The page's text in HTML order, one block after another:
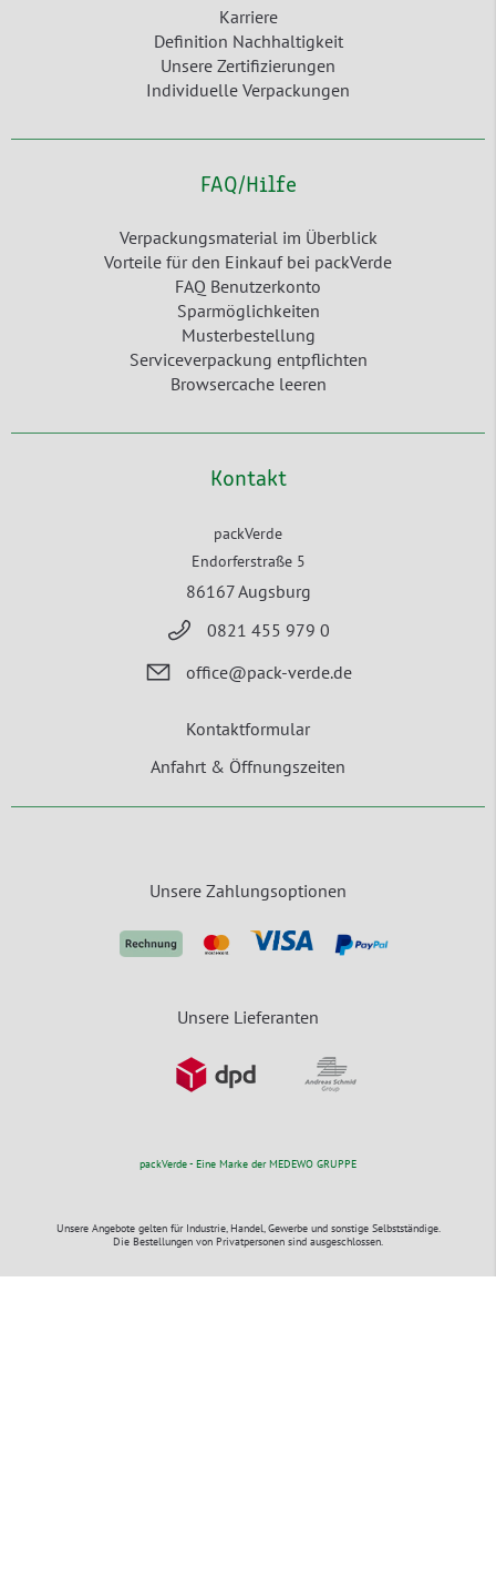
Karriere
Definition Nachhaltigkeit
Unsere Zertifizierungen
Individuelle Verpackungen
FAQ/Hilfe
Verpackungsmaterial im Überblick
Vorteile für den Einkauf bei packVerde
FAQ Benutzerkonto
Sparmöglichkeiten
Musterbestellung
Serviceverpackung entpflichten
Browsercache leeren
Kontakt
packVerde
Endorferstraße 5
86167 Augsburg
0821 455 979 0
office@pack-verde.de
Kontaktformular
Anfahrt & Öffnungszeiten
Unsere Zahlungsoptionen
Unsere Lieferanten
packVerde - Eine Marke der MEDEWO GRUPPE
Unsere Angebote gelten für Industrie, Handel, Gewerbe und sonstige Selbstständige.
Die Bestellungen von Privatpersonen sind ausgeschlossen.